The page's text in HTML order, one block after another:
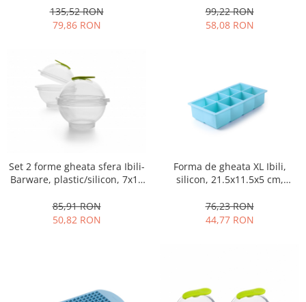
Cantare de bucatarie
Dispesere detergent
Odorizant frigider
Pensule bucatarie
Prosoape bucatarie
Seturi cutite
Ustensile de masurat
Ustensile gatire la aburi
Vase pentru gatit
Capace pentru vase
Oale si cratite
135,52 RON
79,86 RON
99,22 RON
58,08 RON
Set 2 forme gheata sfera Ibili-
Barware, plastic/silicon, 7x11
85,91 RON
50,82 RON
Forma de gheata XL Ibili,
silicon, 21.5x11.5x5 cm,
76,23 RON
44,77 RON